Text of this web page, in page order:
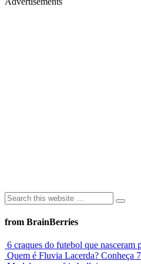
from BrainBerries
6 craques do futebol que nasceram
Quem é Fluvia Lacerda? Conheça